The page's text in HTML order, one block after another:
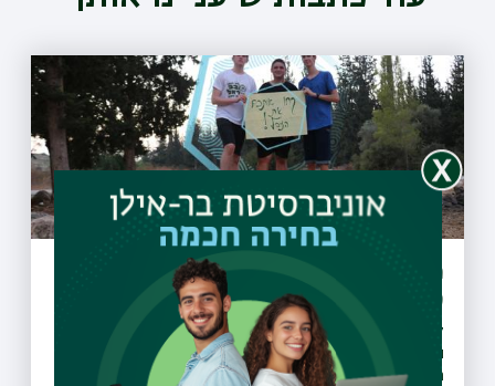
מיזם "קחו אתכם את הזבל" יקודם בעולם
כפורץ דרך
27 מועצות מקומיות ומועצות אזוריות חתמו על אמנת המיזם
והתחייבו לבצע הסברה, חינוך, ואכיפה ברוחו, החלו פעילויות
הסברה חינוך ואכיפה ברשויות ו-30 רשויות נוספות הביעו נכונות